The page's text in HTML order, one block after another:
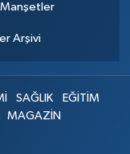
Manşetler
Arşivi
SAĞLIK
EĞİTİM
MAGAZİN